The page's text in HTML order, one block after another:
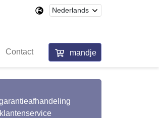
Contact mandje